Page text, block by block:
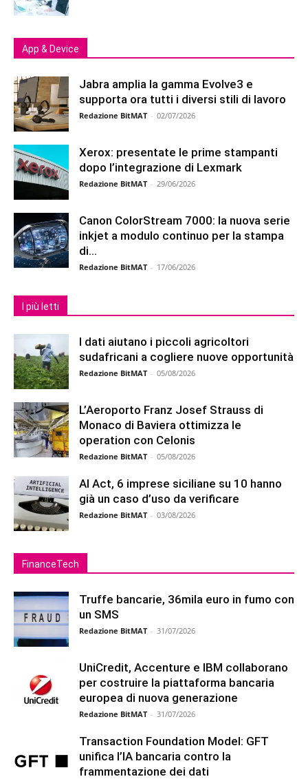
App & Device
Jabra amplia la gamma Evolve3 e
supporta ora tutti i diversi stili di lavoro
Redazione BitMAT - 02/07/2026
Xerox: presentate le prime stampanti
dopo l’integrazione di Lexmark
Redazione BitMAT - 29/06/2026
Canon ColorStream 7000: la nuova serie
inkjet a modulo continuo per la stampa
di...
Redazione BitMAT - 17/06/2026
I più letti
I dati aiutano i piccoli agricoltori
sudafricani a cogliere nuove opportunità
Redazione BitMAT - 05/08/2026
L’Aeroporto Franz Josef Strauss di
Monaco di Baviera ottimizza le
operation con Celonis
Redazione BitMAT - 05/08/2026
AI Act, 6 imprese siciliane su 10 hanno
già un caso d’uso da verificare
Redazione BitMAT - 03/08/2026
FinanceTech
Truffe bancarie, 36mila euro in fumo con
un SMS
Redazione BitMAT - 31/07/2026
UniCredit, Accenture e IBM collaborano
per costruire la piattaforma bancaria
europea di nuova generazione
Redazione BitMAT - 31/07/2026
Transaction Foundation Model: GFT
unifica l’IA bancaria contro la
frammentazione dei dati